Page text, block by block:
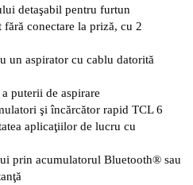
detaşabil pentru furtun
conectare la priză, cu 2
un aspirator cu cablu datorită
puterii de aspirare
şi încărcător rapid TCL 6
aplicaţiilor de lucru cu
prin acumulatorul Bluetooth® sau